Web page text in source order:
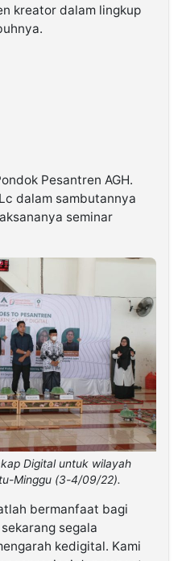
kreator dalam lingkup
Pesantren AGH.
dalam sambutannya
seminar
Digital untuk wilayah
Minggu (3-4/09/22).
bermanfaat bagi
segala
kedigital. Kami